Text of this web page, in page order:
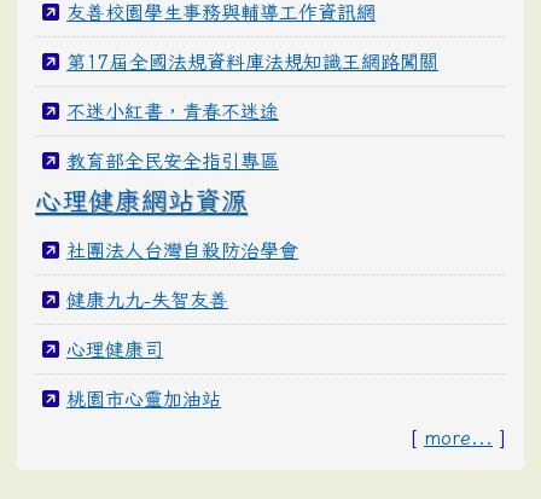
友善校園學生事務與輔導工作資訊網
第17屆全國法規資料庫法規知識王網路闖關
不迷小紅書，青春不迷途
教育部全民安全指引專區
心理健康網站資源
社團法人台灣自殺防治學會
健康九九-失智友善
心理健康司
桃園市心靈加油站
[ more... ]